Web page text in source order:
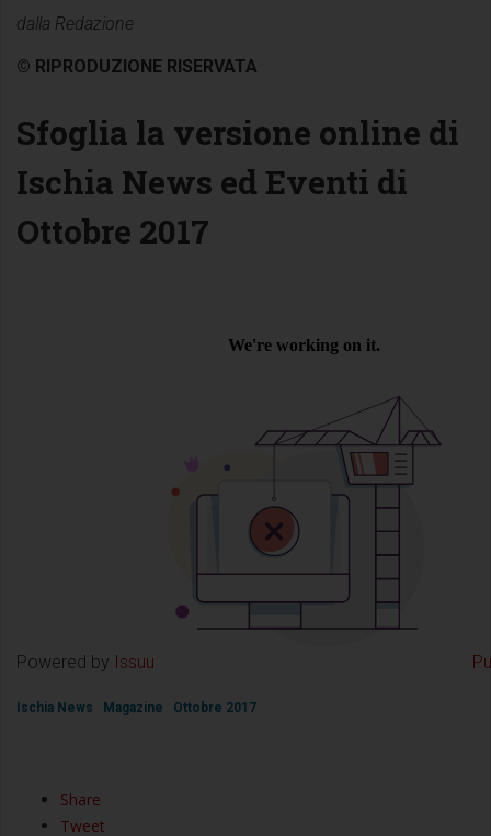
dalla Redazione
© RIPRODUZIONE RISERVATA
Sfoglia la versione online di
Ischia News ed Eventi di
Ottobre 2017
Powered by Issuu
Ischia News Magazine Ottobre 2017
Share
Tweet